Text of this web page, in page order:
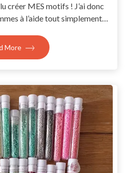
créer MES motifs ! J’ai donc
à l’aide tout simplement…
More